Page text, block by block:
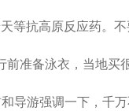
抗高原反应药。不
准备泳衣，当地买
导游强调一下，千